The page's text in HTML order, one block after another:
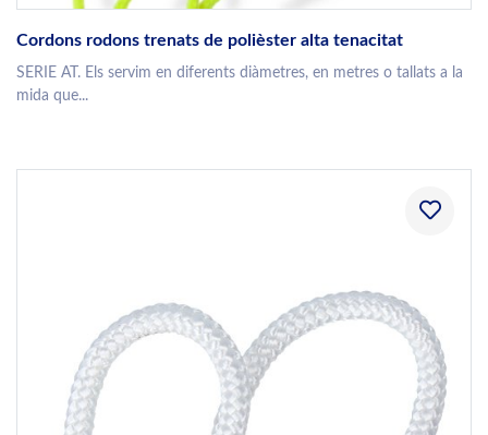
Cordons rodons trenats de polièster alta tenacitat
SERIE AT. Els servim en diferents diàmetres, en metres o tallats a la
mida que...